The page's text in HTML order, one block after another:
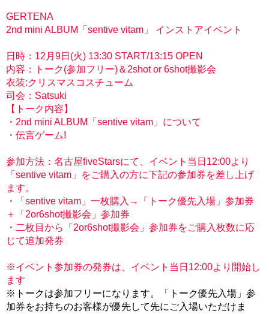
GERTENA
2nd mini ALBUM「sentive vitam」 インストアイベント
日時：12月9日(火) 13:30 START/13:15 OPEN
内容：トーク(参加フリー)＆2shot or 6shot撮影会
衣装:クリスマスコスチューム
司会：Satsuki
【トーク内容】
・2nd mini ALBUM「sentive vitam」について
・伝言ゲーム!
参加方法：名古屋fiveStarsにて、イベント当日12:00より
「sentive vitam」をご購入の方に下記の参加券を差し上げ
ます。
・「sentive vitam」一枚購入→「トーク優先入場」参加券
＋「2or6shot撮影会」参加券
・二枚目から「2or6shot撮影会」参加券をご購入枚数に応
じて追加発券
※イベント参加券の発券は、イベント当日12:00より開始し
ます
※トークは参加フリーになります。「トーク優先入場」参
加券をお持ちのお客様が優先して先にご入場いただけま